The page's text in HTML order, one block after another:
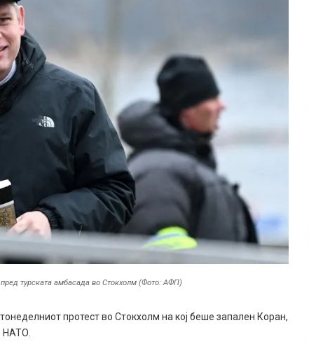
турската амбасада во Стокхолм (Фото: АФП)
протест во Стокхолм на кој беше запален Коран,
НАТО.